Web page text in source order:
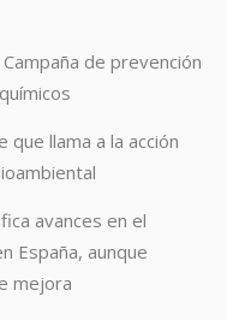
de prevención
que llama a la acción
avances en el
España, aunque
mejora